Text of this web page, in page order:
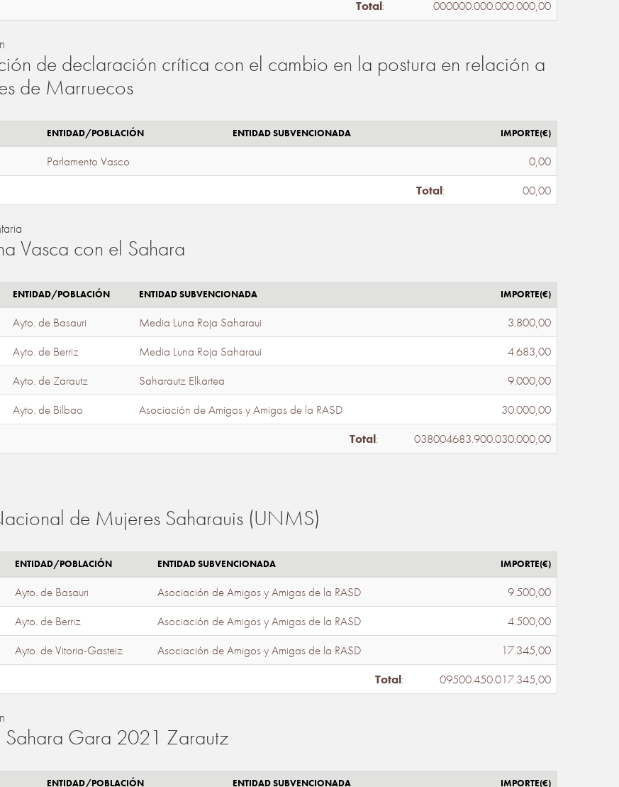
Total: 000000.000.000.000,00
de declaración crítica con el cambio en la postura en relación a
de Marruecos
ENTIDAD/POBLACIÓN ENTIDAD SUBVENCIONADA IMPORTE(€)
Parlamento Vasco
0,00
Total: 00,00
Vasca con el Sahara
ENTIDAD/POBLACIÓN ENTIDAD SUBVENCIONADA IMPORTE(€)
Ayto. de Basauri Media Luna Roja Saharaui
3.800,00
Ayto. de Berriz Media Luna Roja Saharaui
4.683,00
Ayto. de Zarautz Saharautz Elkartea
9.000,00
Ayto. de Bilbao Asociación de Amigos y Amigas de la RASD
30.000,00
Total: 038004683.900.030.000,00
de Mujeres Saharauis (UNMS)
ENTIDAD/POBLACIÓN ENTIDAD SUBVENCIONADA IMPORTE(€)
Ayto. de Basauri Asociación de Amigos y Amigas de la RASD
9.500,00
Ayto. de Berriz Asociación de Amigos y Amigas de la RASD
4.500,00
Ayto. de Vitoria-Gasteiz Asociación de Amigos y Amigas de la RASD
17.345,00
Total: 09500.450.017.345,00
Sahara Gara 2021 Zarautz
ENTIDAD/POBLACIÓN ENTIDAD SUBVENCIONADA IMPORTE(€)